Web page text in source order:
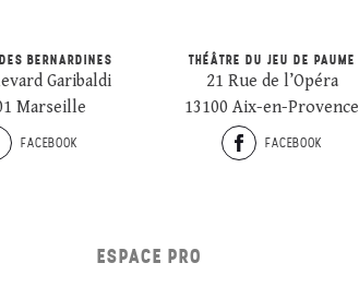
BERNARDINES
Garibaldi
Marseille
FACEBOOK
THÉÂTRE DU JEU DE PAUME
21 Rue de l’Opéra
13100 Aix-en-Provence
FACEBOOK
ESPACE PRO